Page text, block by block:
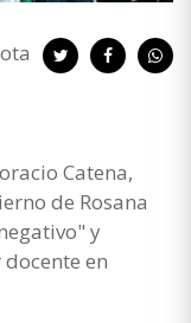
Catena,
de Rosana
y
en